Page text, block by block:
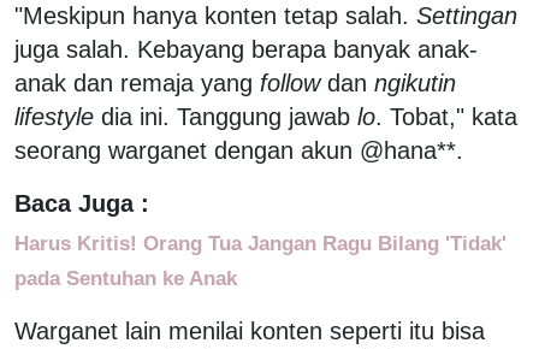
"Meskipun hanya konten tetap salah. Settingan
juga salah. Kebayang berapa banyak anak-
anak dan remaja yang followdan ngikutin
lifestyle dia ini. Tanggung jawab lo. Tobat," kata
seorang warganet dengan akun @hana**.
Baca Juga :
Harus Kritis! Orang Tua Jangan Ragu Bilang 'Tidak'
pada Sentuhan ke Anak
Warganet lain menilai konten seperti itu bisa